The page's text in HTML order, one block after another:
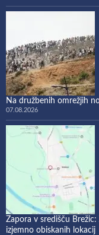
Na družbenih omrežjih
07.08.2026
Zapora v središču
izjemno obiskanih lokacij